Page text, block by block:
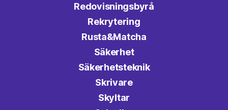
Redovisningsbyrå
Rekrytering
Rusta&Matcha
Säkerhet
Säkerhetsteknik
Skrivare
Skyltar